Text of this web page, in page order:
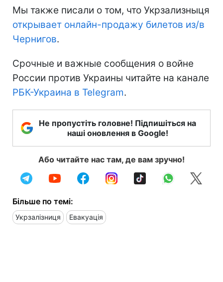
Мы также писали о том, что Укрзализныця
открывает онлайн-продажу билетов из/в
Чернигов.
Срочные и важные сообщения о войне
России против Украины читайте на канале
РБК-Украина в Telegram.
Не пропустіть головне! Підпишіться на
наші оновлення в Google!
Або читайте нас там, де вам зручно!
Більше по темі:
Укрзалізниця Евакуація